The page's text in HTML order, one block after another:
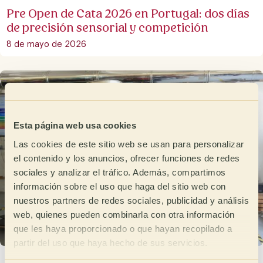
Esta página web usa cookies
Las cookies de este sitio web se usan para personalizar
el contenido y los anuncios, ofrecer funciones de redes
sociales y analizar el tráfico. Además, compartimos
información sobre el uso que haga del sitio web con
nuestros partners de redes sociales, publicidad y análisis
web, quienes pueden combinarla con otra información
que les haya proporcionado o que hayan recopilado a
partir del uso que haya hecho de sus servicios.
Pre Open de Cata 2026 en Portugal: dos días
de precisión sensorial y competición
8 de mayo de 2026